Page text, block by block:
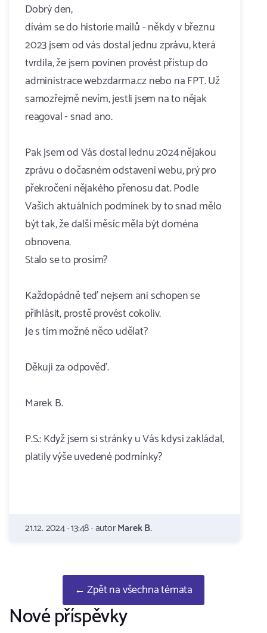
Dobrý den,
dívám se do historie mailů - někdy v březnu
2023 jsem od vás dostal jednu zprávu, která
tvrdila, že jsem povinen provést přístup do
administrace webzdarma.cz nebo na FPT. Už
samozřejmě nevím, jestli jsem na to nějak
reagoval - snad ano.
Pak jsem od Vás dostal lednu 2024 nějakou
zprávu o dočasném odstavení webu, prý pro
překročení nějakého přenosu dat. Podle
Vašich aktuálních podmínek by to snad mělo
být tak, že další měsíc měla být doména
obnovena.
Stalo se to prosím?
Každopádně teď nejsem ani schopen se
přihlásit, prostě provést cokoliv.
Je s tím možné něco udělat?
Děkuji za odpověď.
Marek B.
P.S.: Když jsem si stránky u Vás kdysi zakládal,
platily výše uvedené podmínky?
21.12. 2024 · 13:48 · autorMarek B.
← Zpět na všechna témata
Nové příspěvky